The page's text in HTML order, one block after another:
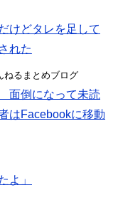
けどタレを足して
れた
ねるまとめブログ
面倒になって未読
はFacebookに移動
よ」